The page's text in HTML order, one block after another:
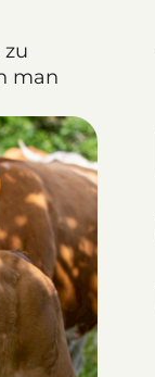
man